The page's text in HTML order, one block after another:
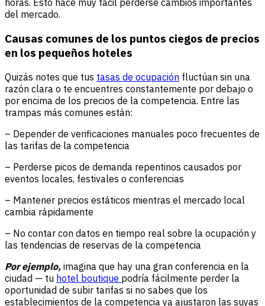
horas. Esto hace muy fácil perderse cambios importantes
del mercado.
Causas comunes de los puntos ciegos de precios
en los pequeños hoteles
Quizás notes que tus tasas de ocupación fluctúan sin una
razón clara o te encuentres constantemente por debajo o
por encima de los precios de la competencia. Entre las
trampas más comunes están:
– Depender de verificaciones manuales poco frecuentes de
las tarifas de la competencia
– Perderse picos de demanda repentinos causados por
eventos locales, festivales o conferencias
– Mantener precios estáticos mientras el mercado local
cambia rápidamente
– No contar con datos en tiempo real sobre la ocupación y
las tendencias de reservas de la competencia
Por ejemplo, imagina que hay una gran conferencia en la
ciudad — tu hotel boutique podría fácilmente perder la
oportunidad de subir tarifas si no sabes que los
establecimientos de la competencia ya ajustaron las suyas